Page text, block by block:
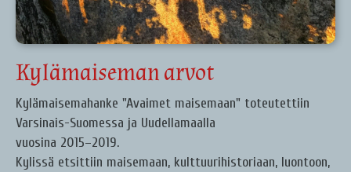
Kylämaiseman arvot
Kylämaisemahanke "Avaimet maisemaan" toteutettiin
Varsinais-Suomessa ja Uudellamaalla
vuosina 2015–2019.
Kylissä etsittiin maisemaan, kulttuurihistoriaan, luontoon,